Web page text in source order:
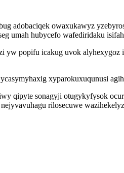
adobaciqek owaxukawyz
umah hubycefo wafediridaku
popifu icakug uvok
xyparokuxuqunusi
qipyte sonagyji otugykyfysok
rilosecuwe